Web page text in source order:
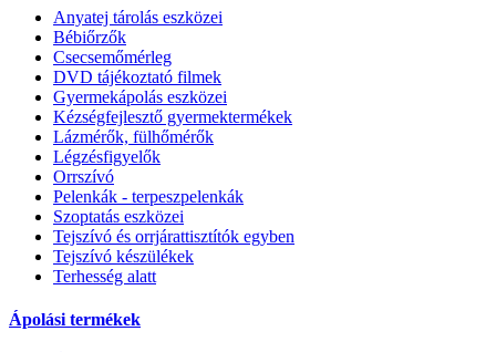
Anyatej tárolás eszközei
Bébiőrzők
Csecsemőmérleg
DVD tájékoztató filmek
Gyermekápolás eszközei
Kézségfejlesztő gyermektermékek
Lázmérők, fülhőmérők
Légzésfigyelők
Orrszívó
Pelenkák - terpeszpelenkák
Szoptatás eszközei
Tejszívó és orrjárattisztítók egyben
Tejszívó készülékek
Terhesség alatt
Ápolási termékek